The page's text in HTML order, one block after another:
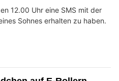
12.00 Uhr eine SMS mit der
Sohnes erhalten zu haben.